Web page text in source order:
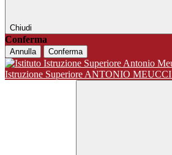
Chiudi
Conferma
Annulla Conferma
Istruzione Superiore ANTONIO MEUCCI